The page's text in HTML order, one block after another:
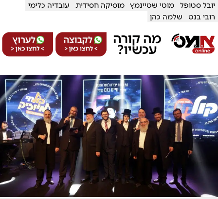
יובל סטופל
מוטי שטיינמץ מוסיקה חסידית
עובדיה כלימי
רובי בנט
שלמה כהן